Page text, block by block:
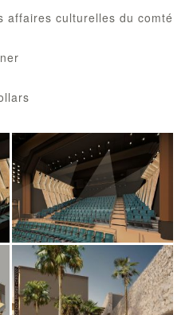
affaires culturelles du comté